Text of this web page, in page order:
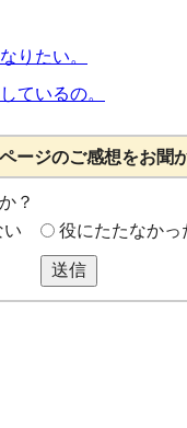
りたい。
ているの。
ージのご感想をお聞
？
い 役にたたなかっ
送信